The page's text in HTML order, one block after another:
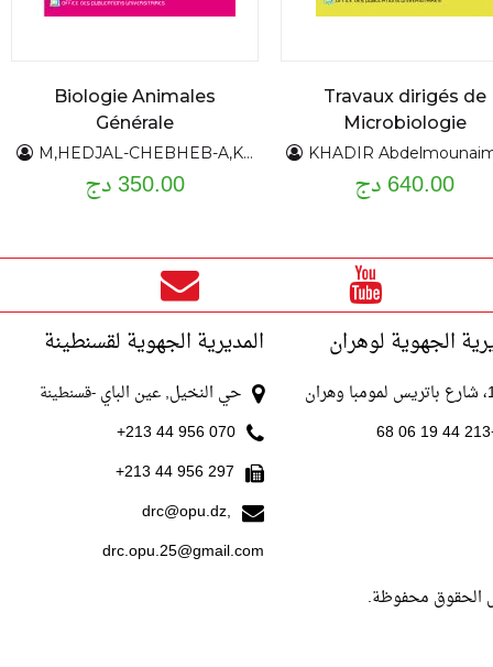
Travaux dirigés de
Microbiologie
KHADIR Abdelmounaim -BENDAHOU Mourad -BENBELAID Fethi -SENOUCI BEREKSI Mohamed-ABDELOUAHID
640.00 دج
Biologie Animales
Générale
M,HEDJAL-CHEBHEB-A,KELLOUCHE - T T ,AMROUN
350.00 دج
الجهوية لوهران المديرية الجهوية لقسنطينة
حي النخيل, عين الباي -قسنطينة
070 956 44 213+
297 956 44 213+
drc@opu.dz,
drc.opu.25@gmail.com
الحقوق محفوظة.